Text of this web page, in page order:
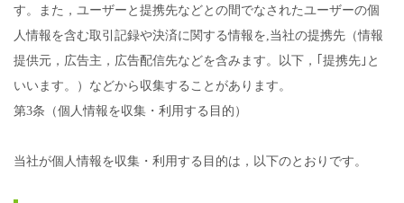
す。また，ユーザーと提携先などとの間でなされたユーザーの個
人情報を含む取引記録や決済に関する情報を,当社の提携先（情報
提供元，広告主，広告配信先などを含みます。以下，｢提携先｣と
いいます。）などから収集することがあります。
第3条（個人情報を収集・利用する目的）
当社が個人情報を収集・利用する目的は，以下のとおりです。